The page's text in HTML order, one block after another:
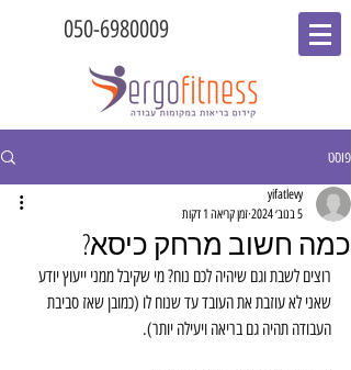
050-6980009
פוסט
כמה חשוב מרחק כיסא?
yifatlevy
5 בנוב׳ 2024
זמן קריאה 1 דקות
רוצים לשבת וגם שיהיה לכם נוח? מי שקיבל ממני ייעוץ יודע
שאני לא עוזבת את העובד עד שנוח לו (כמובן שאז סביבת
העבודה תהיה גם בריאה ויעילה יותר).